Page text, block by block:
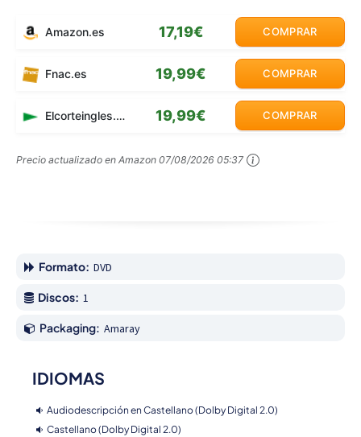
Amazon.es 17,19€ COMPRAR
Fnac.es 19,99€ COMPRAR
Elcorteingles.es 19,99€ COMPRAR
Precio actualizado en Amazon 07/08/2026 05:37
Formato: DVD
Discos: 1
Packaging: Amaray
IDIOMAS
Audiodescripción en Castellano (Dolby Digital 2.0)
Castellano (Dolby Digital 2.0)